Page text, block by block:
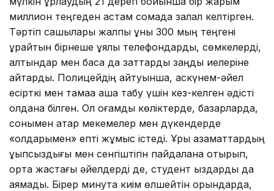
миллион теңгеден астам сомада залал келтірген.
Тәртіп сақшылары жалпы құны 300 мың теңгені
құрайтын бірнеше ұялы телефондарды, сөмкелерді,
алтындар мен басқа да заттарды заңды иелеріне
қайтарды. Полицейдің айтуынша, қаскүнем-әйел
есірткі мен тамаққа ақша табу үшін кез-келген әдісті
қолдана білген. Ол қоғамдық көліктерде, базарларда,
сонымен қатар мекемелер мен дүкендерде
«қолдарымен» епті жұмыс істеді. Ұры азаматтардың
ұқыпсыздығы мен сенгіштігін пайдалана отырып,
орта жастағы әйелдерді де, студент қыздарды да
аямады. Бірер минутқа киім өлшейтін орындарда,